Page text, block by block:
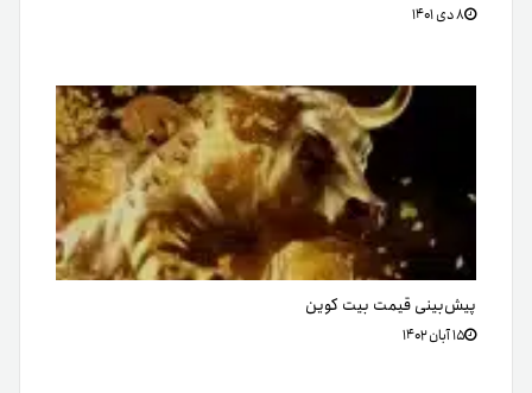
۸ دی ۱۴۰۱
پیش‌بینی قیمت بیت کوین
۱۵ آبان ۱۴۰۲